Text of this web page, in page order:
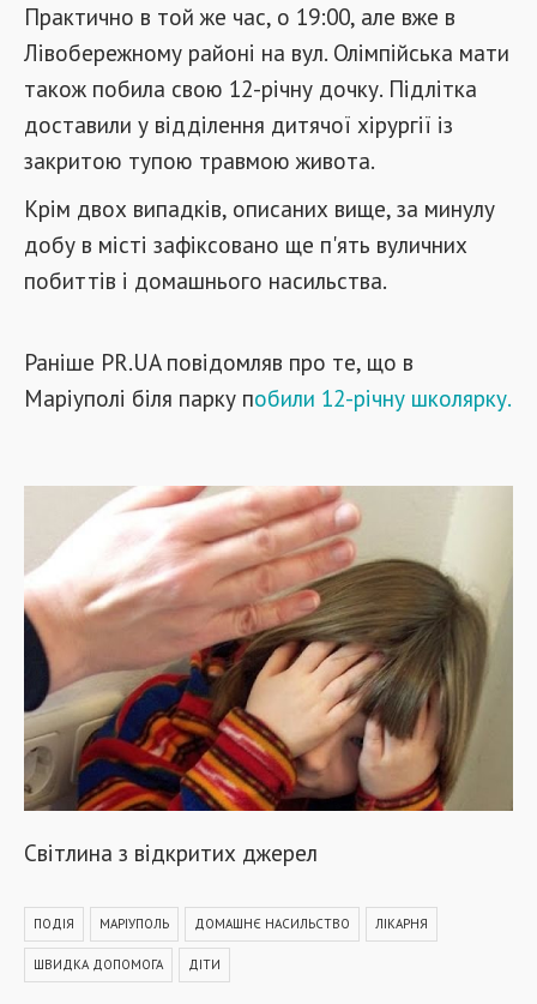
Практично в той же час, о 19:00, але вже в
Лівобережному районі на вул. Олімпійська мати
також побила свою 12-річну дочку. Підлітка
доставили у відділення дитячої хірургії із
закритою тупою травмою живота.
Крім двох випадків, описаних вище, за минулу
добу в місті зафіксовано ще п'ять вуличних
побиттів і домашнього насильства.
Раніше PR.UA повідомляв про те, що в
Маріуполі біля парку побили 12-річну школярку.
Світлина з відкритих джерел
ПОДІЯ МАРІУПОЛЬ ДОМАШНЄ НАСИЛЬСТВО ЛІКАРНЯ
ШВИДКА ДОПОМОГА ДІТИ